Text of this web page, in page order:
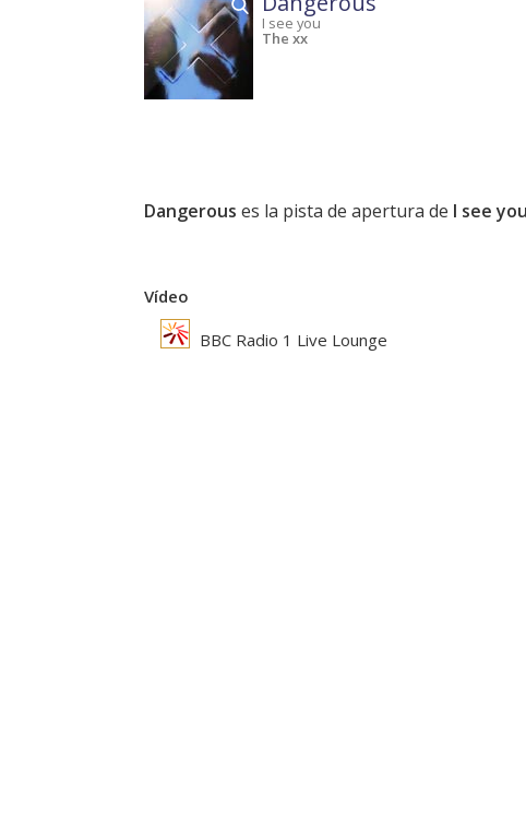
I see you
The xx
Dangerous es la pista de apertura de I see you
Vídeo
BBC Radio 1 Live Lounge